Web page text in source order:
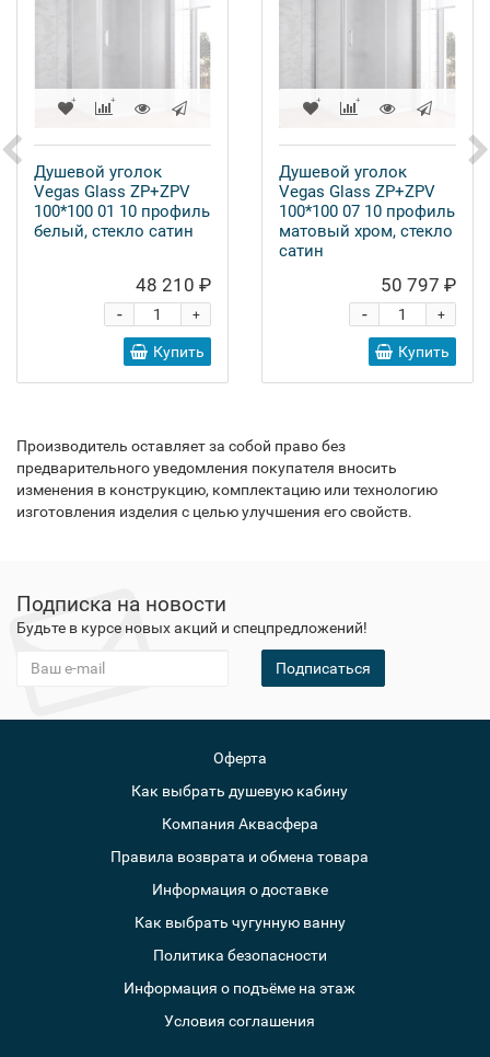
Душевой уголок
Vegas Glass ZP+ZPV
100*100 01 10 профиль
белый, стекло сатин
48 210 ₽
+
-
Купить
Душевой уголок
Vegas Glass ZP+ZPV
100*100 07 10 профиль
матовый хром, стекло
сатин
50 797 ₽
+
-
Купить
Производитель оставляет за собой право без
предварительного уведомления покупателя вносить
изменения в конструкцию, комплектацию или технологию
изготовления изделия с целью улучшения его свойств.
Подписка на новости
Будьте в курсе новых акций и спецпредложений!
Подписаться
Оферта
Как выбрать душевую кабину
Компания Аквасфера
Правила возврата и обмена товара
Информация о доставке
Как выбрать чугунную ванну
Политика безопасности
Информация о подъёме на этаж
Условия соглашения